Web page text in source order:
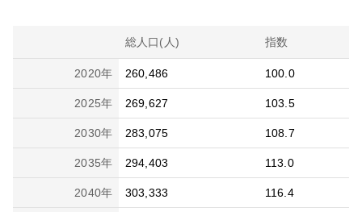
総人口(人) 指数
2020年 260,486 100.0
2025年 269,627 103.5
2030年 283,075 108.7
2035年 294,403 113.0
2040年 303,333 116.4